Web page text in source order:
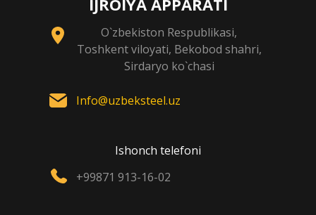
O`zbekiston Respublikasi,
Toshkent viloyati, Bekobod shahri,
Sirdaryo ko`chasi
Info@uzbeksteel.uz
Ishonch telefoni
+99871 913-16-02